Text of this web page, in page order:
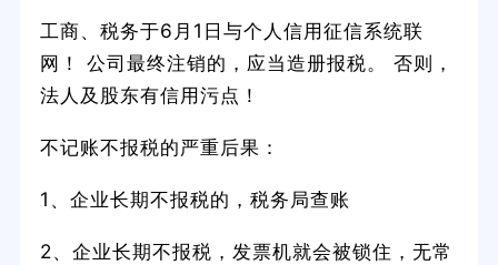
工商、税务于6月1日与个人信用征信系统联
网！ 公司最终注销的，应当造册报税。 否则，
法人及股东有信用污点！
不记账不报税的严重后果：
1、企业长期不报税的，税务局查账
2、企业长期不报税，发票机就会被锁住，无常